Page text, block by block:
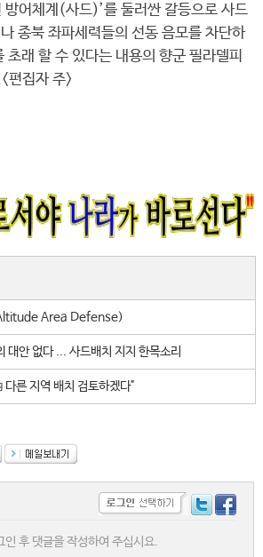
방어체계(사드)’를 둘러싼 갈등으로 사드
종북 좌파세력들의 선동 음모를 차단하
초래 할 수 있다는 내용의 향군 필라델피
편집자 주>
Area Defense)
대안 없다 ... 사드배치 지지 한목소리
다른 지역 배치 검토하겠다"
인 후 댓글을 작성하여 주십시요.